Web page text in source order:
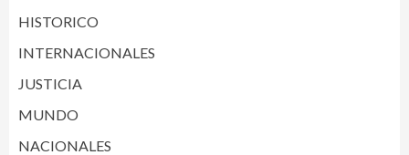
HISTORICO
INTERNACIONALES
JUSTICIA
MUNDO
NACIONALES